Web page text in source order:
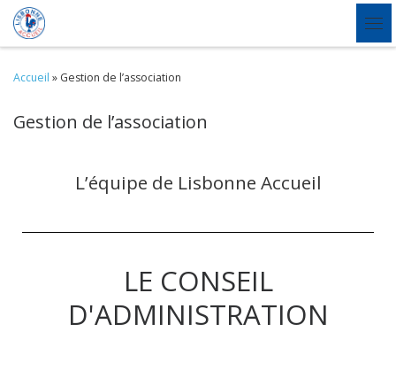
Skip to content
Accueil » Gestion de l’association
Gestion de l’association
L’équipe de Lisbonne Accueil
LE CONSEIL
D'ADMINISTRATION